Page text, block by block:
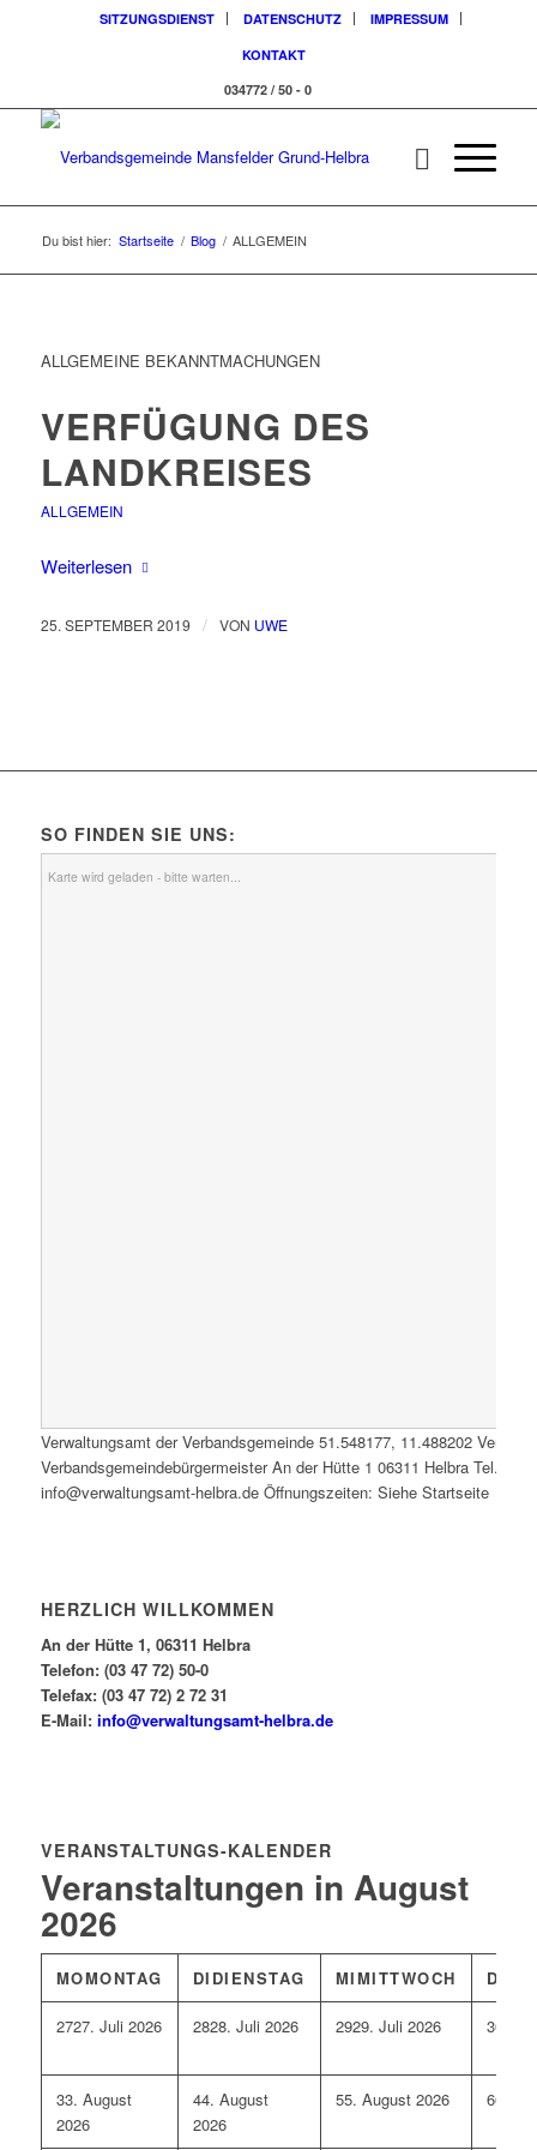
SITZUNGSDIENST DATENSCHUTZ
IMPRESSUM
KONTAKT
034772 / 50 - 0
Du bist hier: Startseite / Blog / ALLGEMEIN
ALLGEMEINE BEKANNTMACHUNGEN
VERFÜGUNG DES
LANDKREISES
ALLGEMEIN
Weiterlesen
25. SEPTEMBER 2019 / VON UWE
SO FINDEN SIE UNS:
Karte wird geladen - bitte warten...
Verwaltungsamt der Verbandsgemeinde 51.548177, 11.488202
Verbandsgemeindebürgermeister An der Hütte 1 06311 Helbra Tel.:
info@verwaltungsamt-helbra.de Öffnungszeiten: Siehe Startseite
HERZLICH WILLKOMMEN
An der Hütte 1, 06311 Helbra
Telefon: (03 47 72) 50-0
Telefax: (03 47 72) 2 72 31
E-Mail: info@verwaltungsamt-helbra.de
VERANSTALTUNGS-KALENDER
Veranstaltungen in August
2026
MOMONTAG DI DIENSTAG MIMITTWOCH DO
2727. Juli 2026 2828. Juli 2026 2929. Juli 2026 30
33. August
2026
44. August
2026
55. August 2026 66.